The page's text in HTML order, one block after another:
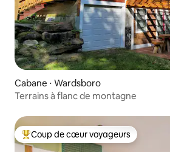
Cabane ⋅ Wardsboro
Terrains à flanc de montagne
Coups de cœur voyageurs les plus
Coup de cœur voyageurs